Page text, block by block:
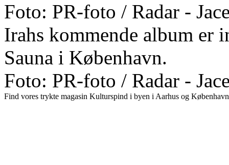
Foto: PR-foto / Radar -
Irahs kommende album er
Sauna i København.
Foto: PR-foto / Radar -
Find vores trykte magasin Kulturspind i byen i Aarhus og København